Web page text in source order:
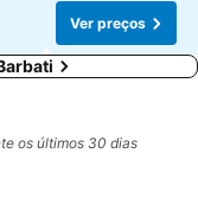
Ver preços
os últimos 30 dias